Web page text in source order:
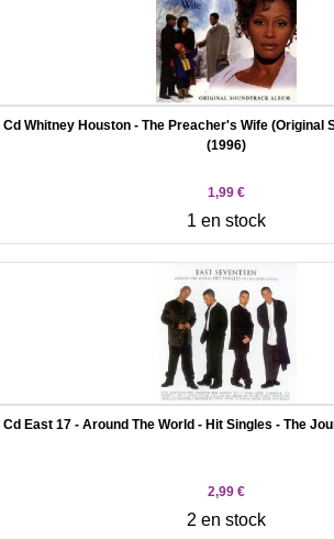
Cd Whitney Houston - The Preacher's Wife (Original
(1996)
1,99 €
1 en stock
Cd East 17 - Around The World - Hit Singles - The
2,99 €
2 en stock